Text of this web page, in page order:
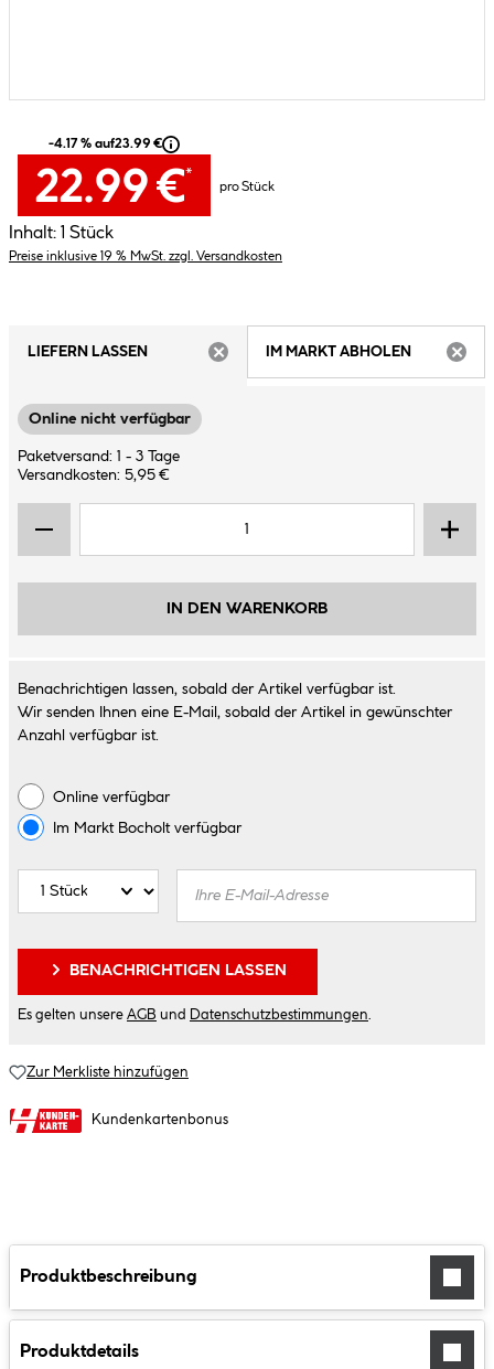
-4.17 % auf23.99 €
22.99 €*
pro Stück
Inhalt: 1 Stück
Preise inklusive 19 % MwSt. zzgl. Versandkosten
LIEFERN LASSEN
IM MARKT ABHOLEN
Online nicht verfügbar
Paketversand: 1 - 3 Tage
Versandkosten: 5,95 €
IN DEN WARENKORB
Benachrichtigen lassen, sobald der Artikel verfügbar ist.
Wir senden Ihnen eine E-Mail, sobald der Artikel in gewünschter
Anzahl verfügbar ist.
Online verfügbar
Im Markt Bocholtverfügbar
BENACHRICHTIGEN LASSEN
Es gelten unsere AGB und Datenschutzbestimmungen
Zur Merkliste hinzufügen
Kundenkartenbonus
Produktbeschreibung
Produktdetails